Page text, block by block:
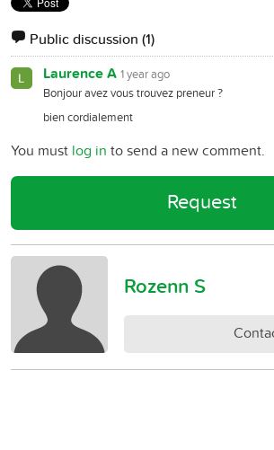
Public discussion (1)
Laurence A 1 year ago
Bonjour avez vous trouvez preneur ?
bien cordialement
You must log in to send a new comment.
Request
Rozenn S